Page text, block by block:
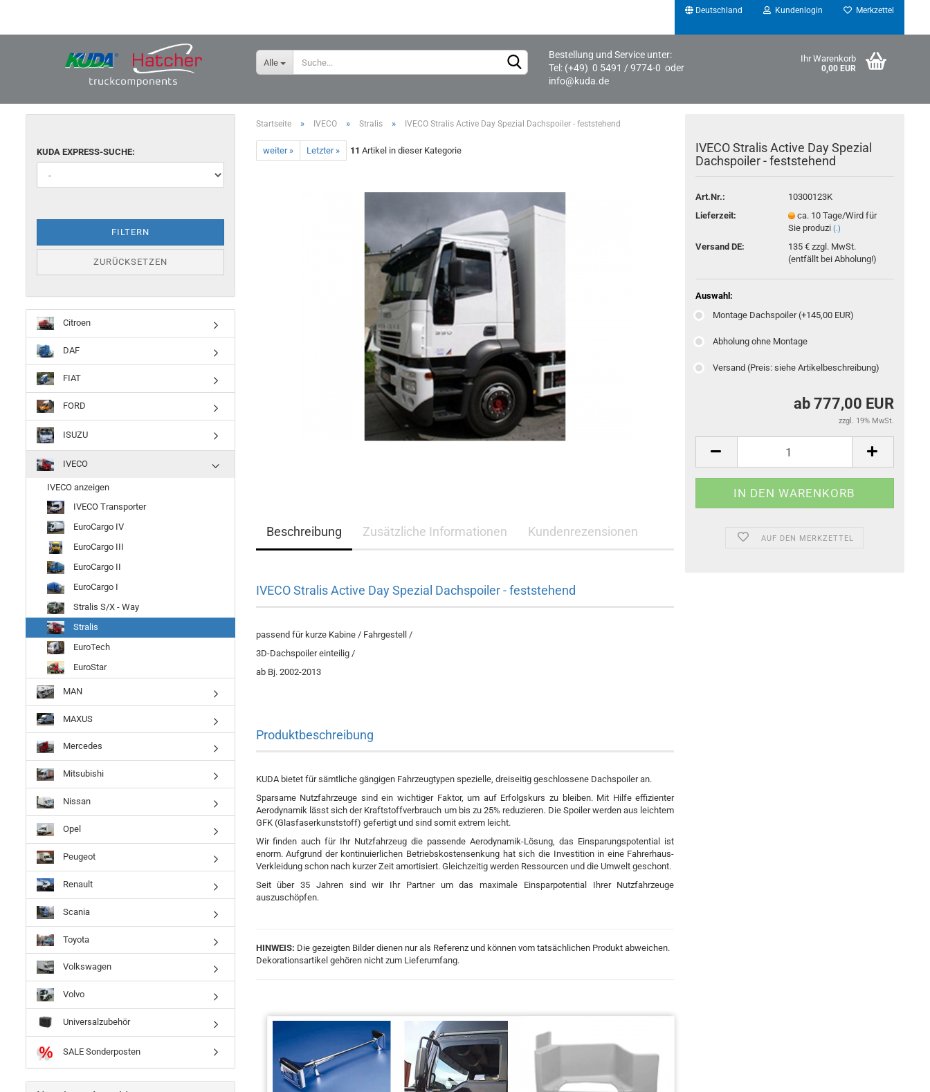
Deutschland
Lieferland
Kundenlogin Merkzettel
Alle
Bestellung und Service unter:
Tel: (+49) 0 5491 / 9774-0 oder
info@kuda.de
Ihr Warenkorb
0,00 EUR
Startseite » IVECO » Stralis » IVECO Stralis Active Day Spezial Dachspoiler - feststehend
weiter » Letzter » 11 Artikel in dieser Kategorie
IVECO Stralis Active Day Spezial
Dachspoiler - feststehend
Art.Nr.:
10300123K
Lieferzeit:
ca. 10 Tage/Wird für
Sie produzi(.)
Versand DE:
135 € zzgl. MwSt.
(entfällt bei Abholung!)
Auswahl:
Montage Dachspoiler (+145,00 EUR)
Abholung ohne Montage
Versand (Preis: siehe Artikelbeschreibung)
ab 777,00 EUR
zzgl. 19% MwSt.
AUF DEN MERKZETTEL
Beschreibung Zusätzliche Informationen Kundenrezensionen
IVECO Stralis Active Day Spezial Dachspoiler - feststehend
passend für kurze Kabine / Fahrgestell /
3D-Dachspoiler einteilig /
ab Bj. 2002-2013
Produktbeschreibung
KUDA bietet für sämtliche gängigen Fahrzeugtypen spezielle, dreiseitig geschlossene Dachspoiler an.
Sparsame Nutzfahrzeuge sind ein wichtiger Faktor, um auf Erfolgskurs zu bleiben. Mit Hilfe effizienter
Aerodynamik lässt sich der Kraftstoffverbrauch um bis zu 25% reduzieren. Die Spoiler werden aus leichtem
GFK (Glasfaserkunststoff) gefertigt und sind somit extrem leicht.
Wir finden auch für Ihr Nutzfahrzeug die passende Aerodynamik-Lösung, das Einsparungspotential ist
enorm. Aufgrund der kontinuierlichen Betriebskostensenkung hat sich die Investition in eine Fahrerhaus-
Verkleidung schon nach kurzer Zeit amortisiert. Gleichzeitig werden Ressourcen und die Umwelt geschont.
Seit über 35 Jahren sind wir Ihr Partner um das maximale Einsparpotential Ihrer Nutzfahrzeuge
auszuschöpfen.
HINWEIS: Die gezeigten Bilder dienen nur als Referenz und können vom tatsächlichen Produkt abweichen.
Dekorationsartikel gehören nicht zum Lieferumfang.
KUDA EXPRESS-SUCHE:
FILTERN
ZURÜCKSETZEN
Citroen
DAF
FIAT
FORD
ISUZU
IVECO
IVECO anzeigen
IVECO Transporter
EuroCargo IV
EuroCargo III
EuroCargo II
EuroCargo I
Stralis S/X - Way
Stralis
EuroTech
EuroStar
MAN
MAXUS
Mercedes
Mitsubishi
Nissan
Opel
Peugeot
Renault
Scania
Toyota
Volkswagen
Volvo
Universalzubehör
SALE Sonderposten